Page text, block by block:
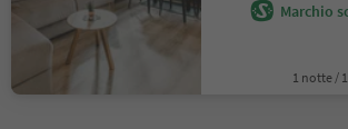
Marchio
1 notte /